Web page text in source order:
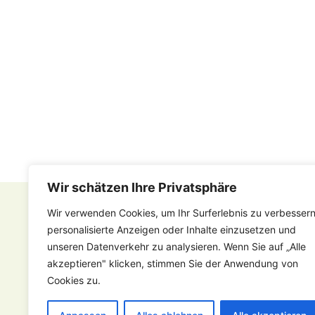
Wir schätzen Ihre Privatsphäre
Wir verwenden Cookies, um Ihr Surferlebnis zu
personalisierte Anzeigen oder Inhalte einzusetzen und
unseren Datenverkehr zu analysieren. Wenn Sie auf „Alle
akzeptieren" klicken, stimmen Sie der Anwendung von
Cookies zu.
RECHTLICHES
Kontakt
Impressum
Datenschutz